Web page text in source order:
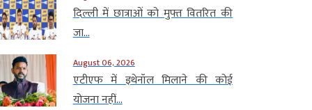
दिल्ली में छात्राओं को मुफ्त वितरित की
जा...
August 06, 2026
एटीएफ में इथेनॉल मिलाने की कोई
योजना नहीं...